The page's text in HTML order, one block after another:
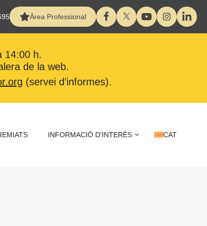
Àrea Professional
14:00 h.
de la web.
(servei d’informes).
INFORMACIÓ D’INTERÈS CAT